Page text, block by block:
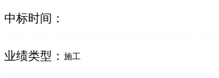
中标时间：
业绩类型： 施工